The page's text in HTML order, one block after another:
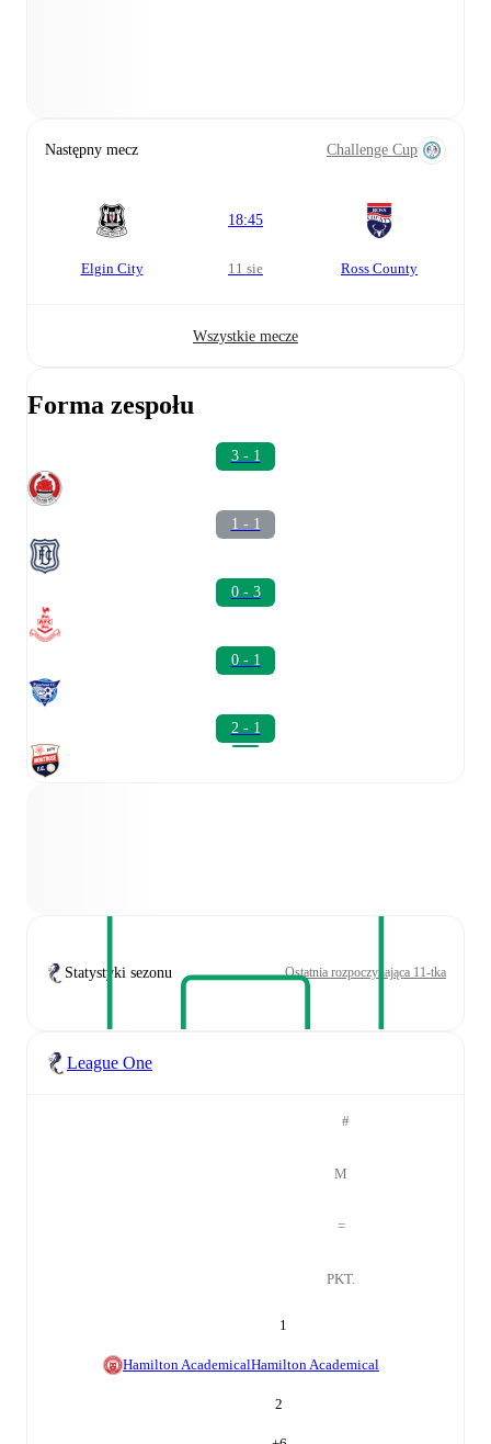
Następny mecz Challenge Cup
Elgin City
18:45
11 sie Ross County
Wszystkie mecze
Forma zespołu
3 - 1
1 - 1
0 - 3
0 - 1
2 - 1
Statystyki sezonu Ostatnia rozpoczynająca 11-tka
League One
#
M
=
PKT.
1
Hamilton AcademicalHamilton Academical
2